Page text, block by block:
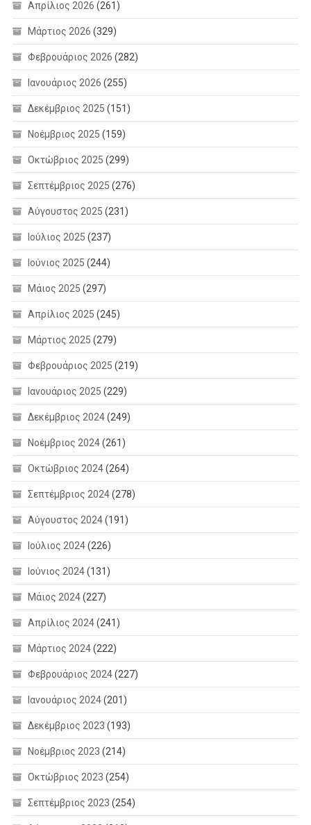
Απρίλιος 2026 (261)
Μάρτιος 2026 (329)
Φεβρουάριος 2026 (282)
Ιανουάριος 2026 (255)
Δεκέμβριος 2025 (151)
Νοέμβριος 2025 (159)
Οκτώβριος 2025 (299)
Σεπτέμβριος 2025 (276)
Αύγουστος 2025 (231)
Ιούλιος 2025 (237)
Ιούνιος 2025 (244)
Μάιος 2025 (297)
Απρίλιος 2025 (245)
Μάρτιος 2025 (279)
Φεβρουάριος 2025 (219)
Ιανουάριος 2025 (229)
Δεκέμβριος 2024(249)
Νοέμβριος 2024(261)
Οκτώβριος 2024(264)
Σεπτέμβριος 2024(278)
Αύγουστος 2024(191)
Ιούλιος 2024(226)
Ιούνιος 2024(131)
Μάιος 2024(227)
Απρίλιος 2024(241)
Μάρτιος 2024(222)
Φεβρουάριος 2024(227)
Ιανουάριος 2024(201)
Δεκέμβριος 2023 (193)
Νοέμβριος 2023 (214)
Οκτώβριος 2023 (254)
Σεπτέμβριος 2023 (254)